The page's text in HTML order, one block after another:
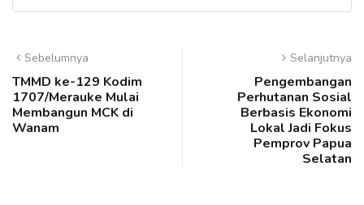
Sebelumnya
TMMD ke-129 Kodim
1707/Merauke Mulai
Membangun MCK di
Wanam
Selanjutnya
Pengembangan
Perhutanan Sosial
Berbasis Ekonomi
Lokal Jadi Fokus
Pemprov Papua
Selatan